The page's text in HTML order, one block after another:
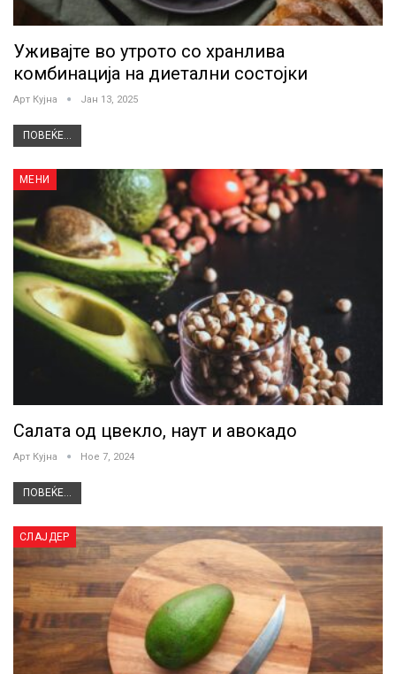
Уживајте во утрото со хранлива
комбинација на диетални состојки
Арт Кујна Јан 13, 2025
ПОВЕЌЕ...
МЕНИ
Салата од цвекло, наут и авокадо
Арт Кујна Ное 7, 2024
ПОВЕЌЕ...
СЛАЈДЕР